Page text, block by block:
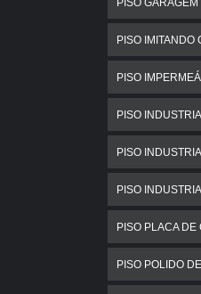
PISO
PISO IMITANDO
PISO
PISO
PISO
PISO
PISO PLACA DE
PISO POLIDO